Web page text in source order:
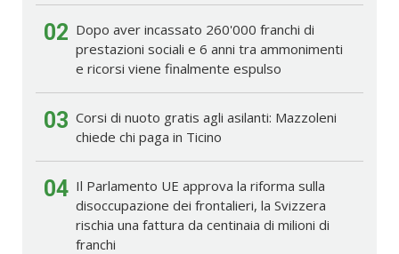
02 Dopo aver incassato 260'000 franchi di
prestazioni sociali e 6 anni tra ammonimenti
e ricorsi viene finalmente espulso
03 Corsi di nuoto gratis agli asilanti: Mazzoleni
chiede chi paga in Ticino
04 Il Parlamento UE approva la riforma sulla
disoccupazione dei frontalieri, la Svizzera
rischia una fattura da centinaia di milioni di
franchi